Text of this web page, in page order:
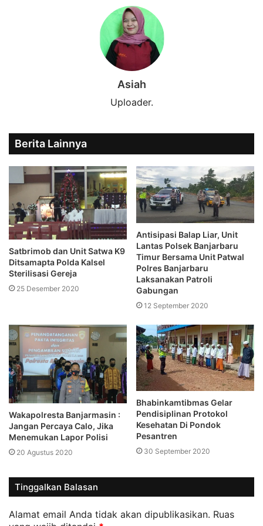
Asiah
Uploader.
Berita Lainnya
Satbrimob dan Unit Satwa K9
Ditsamapta Polda Kalsel
Sterilisasi Gereja
25 Desember 2020
Antisipasi Balap Liar, Unit
Lantas Polsek Banjarbaru
Timur Bersama Unit Patwal
Polres Banjarbaru
Laksanakan Patroli
Gabungan
12 September 2020
Wakapolresta Banjarmasin :
Jangan Percaya Calo, Jika
Menemukan Lapor Polisi
20 Agustus 2020
Bhabinkamtibmas Gelar
Pendisiplinan Protokol
Kesehatan Di Pondok
Pesantren
30 September 2020
Tinggalkan Balasan
Alamat email Anda tidak akan dipublikasikan. Ruas